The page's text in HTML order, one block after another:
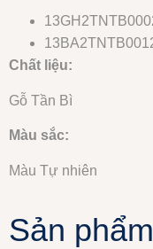
Chất liệu:
Gỗ Tần Bì
Màu sắc:
Màu Tự nhiên
Sản